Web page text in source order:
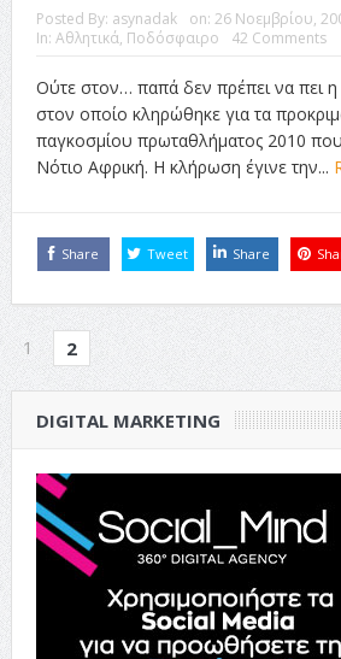
Posted By: asynadak on: 26 Νοεμβρίου,
In: Αθλητικά, Ποδόσφαιρο 42 Comments
Ούτε στον… παπά δεν πρέπει να πει
στον οποίο κληρώθηκε για τα
παγκοσμίου πρωταθλήματος 2010
Νότιο Αφρική. Η κλήρωση έγινε την...
Share Tweet Share
1 2
DIGITAL MARKETING